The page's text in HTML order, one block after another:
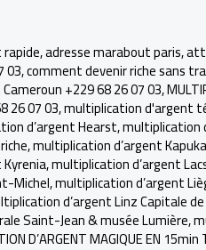
,adresse marabout paris,
03,comment devenir riche sans
+229 68 26 07 03,
26 07 03,multiplication d'argent
d’argent Hearst,multiplication
,multiplication d’argent
,multiplication d’argent
Michel,multiplication d’argent
d’argent Linz Capitale de
Saint-Jean & musée Lumière,
D’ARGENT MAGIQUE EN